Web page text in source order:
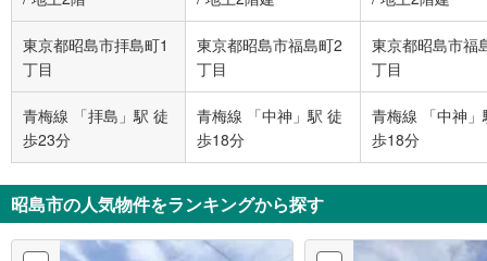
東京都昭島市拝島町1
丁目
東京都昭島市福島町2
丁目
東京都昭島市福
丁目
青梅線 「拝島」駅 徒
歩23分
青梅線 「中神」駅 徒
歩18分
青梅線 「中神」
歩18分
昭島市の人気物件をランキングから探す